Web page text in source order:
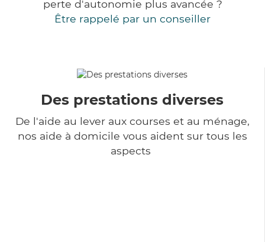
perte d'autonomie plus avancée ?
Être rappelé par un conseiller
Des prestations diverses
De l'aide au lever aux courses et au ménage,
nos aide à domicile vous aident sur tous les
aspects